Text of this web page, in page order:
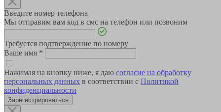
Введите номер телефона
Мы отправим вам код в смс на телефон или позвоним
Требуется подтверждение по номеру
Ваше имя *
Нажимая на кнопку ниже, я даю согласие на обработку
персональных данных в соответствии с Политикой
конфиденциальности
Зарегистрироваться